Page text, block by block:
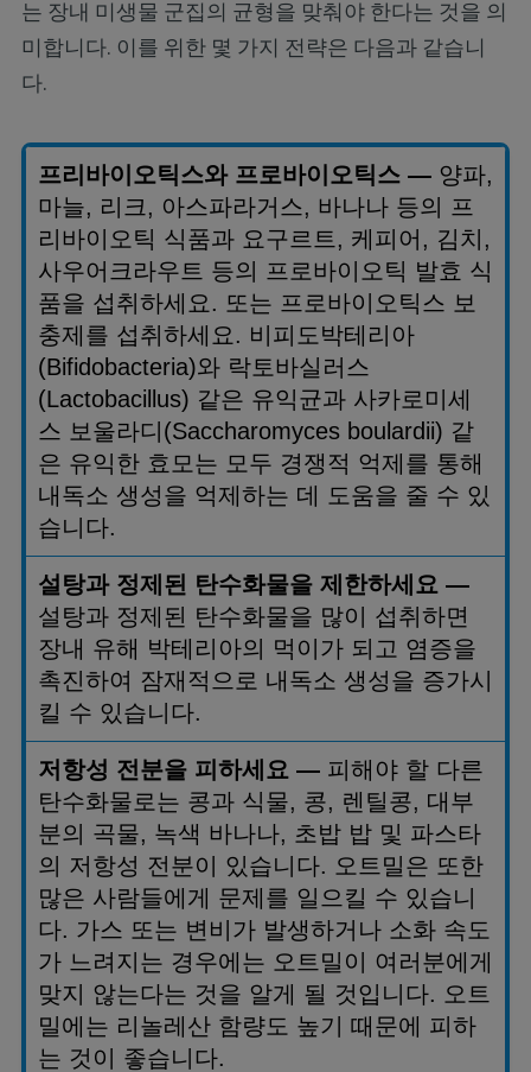
는 장내 미생물 군집의 균형을 맞춰야 한다는 것을 의
미합니다. 이를 위한 몇 가지 전략은 다음과 같습니
다.
프리바이오틱스와 프로바이오틱스— 양파,
마늘, 리크 , 아스파라거스, 바나나 등의 프
리바이오틱 식품과 요구르트 , 케피어 , 김치 ,
사우어크라우트 등의 프로바이오틱 발효 식
품을 섭취하세요 . 또는 프로바이오틱스 보
충제를 섭취하세요 . 비피도박테리아
(Bifidobacteria)와 락토바실러스
(Lactobacillus) 같은 유익균과 사카로미세
스 보울라디(Saccharomyces boulardii) 같
은 유익한 효모는 모두 경쟁적 억제를 통해
내독소 생성을 억제하는 데 도움을 줄 수 있
습니다.
설탕과 정제된 탄수화물을 제한하세요 —
설탕과 정제된 탄수화물을 많이 섭취하면
장내 유해 박테리아의 먹이가 되고 염증을
촉진하여 잠재적으로 내독소 생성을 증가시
킬 수 있습니다.
저항성 전분을 피하세요 — 피해야 할 다른
탄수화물로는 콩과 식물, 콩, 렌틸콩, 대부
분의 곡물, 녹색 바나나, 초밥 밥 및 파스타
의 저항성 전분이 있습니다. 오트밀은 또한
많은 사람들에게 문제를 일으킬 수 있습니
다. 가스 또는 변비가 발생하거나 소화 속도
가 느려지는 경우에는 오트밀이 여러분에게
맞지 않는다는 것을 알게 될 것입니다. 오트
밀에는 리놀레산 함량도 높기 때문에 피하
는 것이 좋습니다.